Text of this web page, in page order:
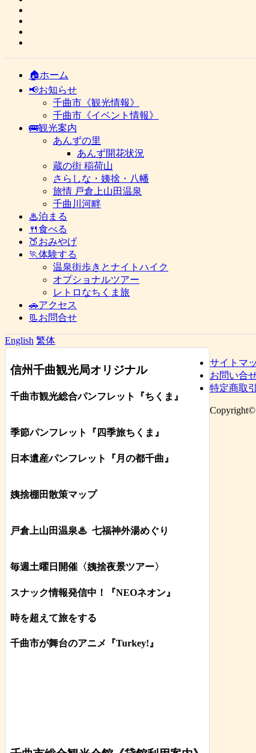
🏠ホーム
📢お知らせ
千曲市《観光情報》
千曲市《イベント情報》
🚌観光案内
あんずの里
あんず開花状況
蔵の街 稲荷山
さらしな・姨捨・八幡
旅情 戸倉上山田温泉
千曲川河畔
♨泊まる
🍴食べる
🍑おみやげ
🏃体験する
温泉街歩きとナイトハイク
オプショナルツアー
レトロなちくま旅
🚗アクセス
📃お問合せ
English 繁体
信州千曲観光局オリジナル
千曲市観光総合パンフレット 『ちくま 』
季節パンフレット『四季旅ちくま』
日本遺産パンフレット 『月の都千曲 』
姨捨棚田散策マップ
戸倉上山田温泉♨ 七福神外湯めぐり
毎週土曜日開催〈姨捨夜景ツアー〉
スナック情報発信中！『NEOネオン』
時を超えて旅をする
千曲市が舞台のアニメ『Turkey!』
サイトマ
お問い合
特定商取
Copyright©